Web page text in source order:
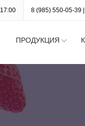
8 (985) 550-05-39
ПРОДУКЦИЯ